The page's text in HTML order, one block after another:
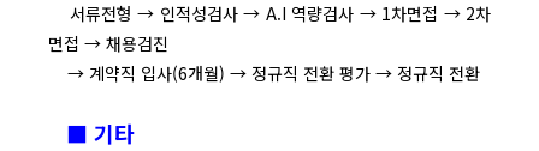
서류전형 → 인적성검사 → A.I 역량검사 → 1차면접 → 2차
면접 → 채용검진
→ 계약직 입사(6개월) → 정규직 전환 평가 → 정규직 전환
■ 기타